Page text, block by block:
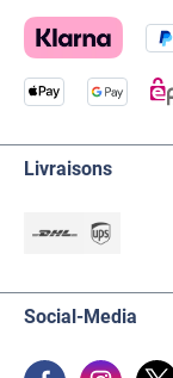
Livraisons
Social-Media